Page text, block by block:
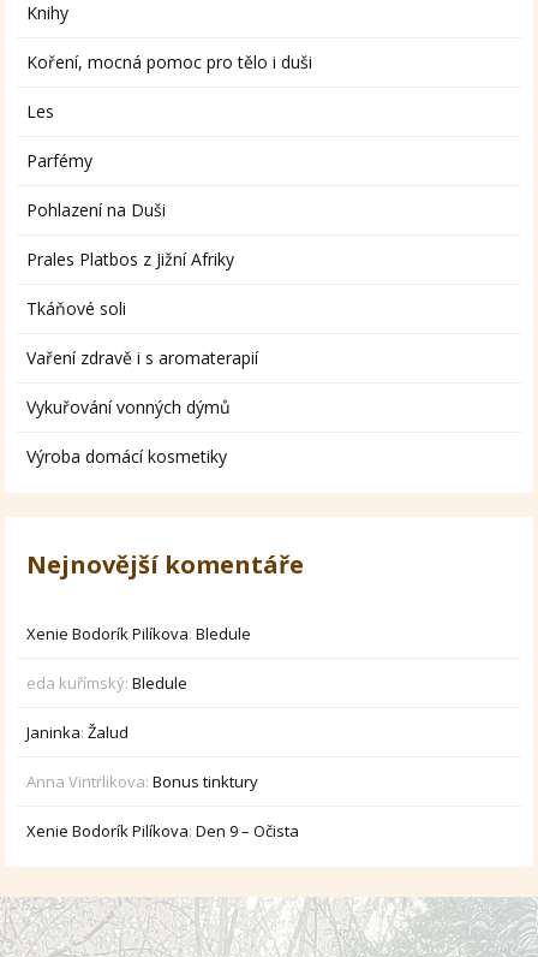
Knihy
Koření, mocná pomoc pro tělo i duši
Les
Parfémy
Pohlazení na Duši
Prales Platbos z Jižní Afriky
Tkáňové soli
Vaření zdravě i s aromaterapií
Vykuřování vonných dýmů
Výroba domácí kosmetiky
Nejnovější komentáře
Xenie Bodorík Pilíkova:Bledule
eda kuřímský:Bledule
Janinka:Žalud
Anna Vintrlikova:Bonus tinktury
Xenie Bodorík Pilíkova:Den 9 – Očista